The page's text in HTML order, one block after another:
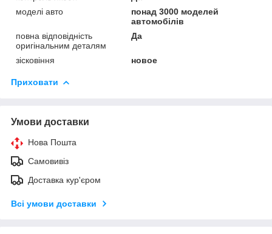
моделі авто
понад 3000 моделей
автомобілів
повна відповідність
оригінальним деталям
Да
зісковіння новое
Приховати
Умови доставки
Нова Пошта
Самовивіз
Доставка кур'єром
Всі умови доставки